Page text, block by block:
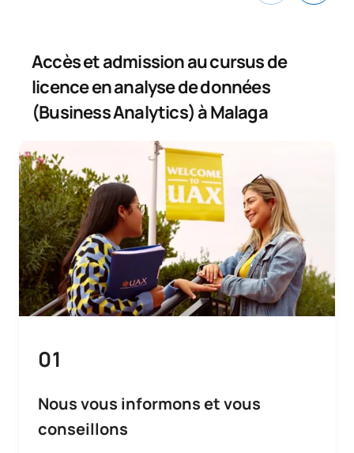
Accès et admission au cursus de
licence en analyse de données
(Business Analytics) à Malaga
01
Nous vous informons et vous
conseillons